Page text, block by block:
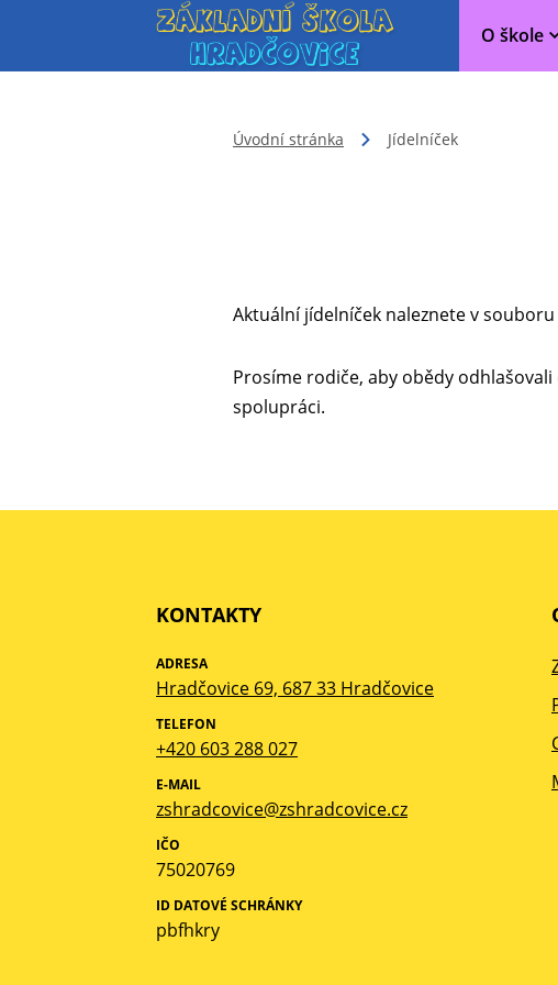
O škole
Úvodní stránka Jídelníček
Aktuální jídelníček naleznete v souboru
Prosíme rodiče, aby obědy odhlašovali
spolupráci.
KONTAKTY
ADRESA
Hradčovice 69, 687 33 Hradčovice
TELEFON
+420 603 288 027
E-MAIL
zshradcovice@zshradcovice.cz
IČO
75020769
ID DATOVÉ SCHRÁNKY
pbfhkry